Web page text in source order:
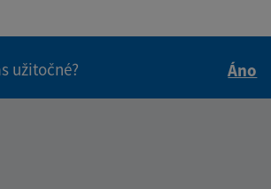
užitočné?
Áno